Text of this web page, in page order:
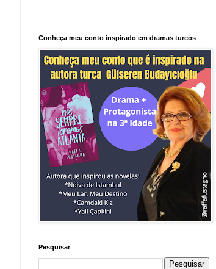
Conheça meu conto inspirado em dramas turcos
Pesquisar